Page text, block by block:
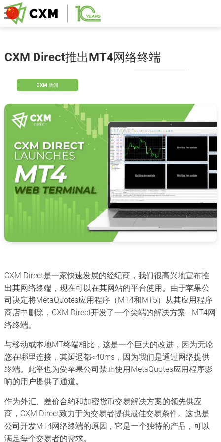
CXM Direct推出MT4网络终端
CXM 新闻
CXM Direct是一家快速发展的经纪商，我们很高兴地宣布推
出其网络终端，现在可以在其网站的平台使用。由于苹果公
司决定将MetaQuotes应用程序（MT4和MT5）从其应用程序
商店中删除，CXM Direct开发了一个尖端的解决方案 - MT4网
络终端。
与移动或本地MT终端相比，这是一个巨大的改进，因为无论
您在哪里连接，其延迟都<40ms，因为我们是通过网络提供
终端。此举也为受苹果公司禁止使用MetaQuotes应用程序影
响的用户提供了通道。
作为外汇、差价合约和加密货币交易解决方案的领先供应
商，CXM Direct致力于为交易者提供最佳交易条件。这也是
公司开发MT4网络终端的原因，它是一个独特的产品，可以
满足每个交易者的需求。